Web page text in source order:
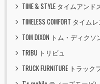
TIME & STYLE タイムアン
TIMELESS COMFORT タイ
TOM DIXON トム・ディクソ
TRIBU トリビュ
TRUCK FURNITURE トラッ